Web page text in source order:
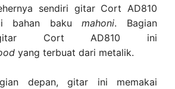
sendiri gitar Cort AD810
bahan bakumahoni. Bagian
Cort AD810 ini
yang terbuat dari metalik.
depan, gitar ini memakai